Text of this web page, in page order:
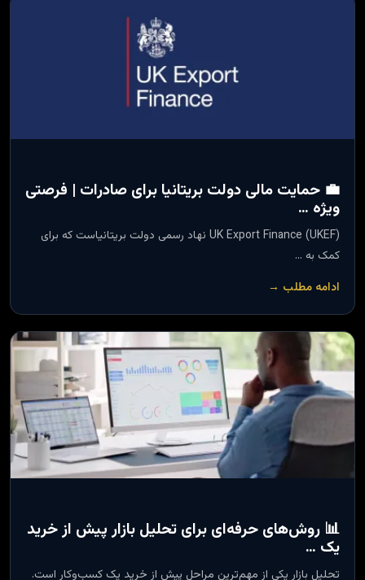
💼 حمایت مالی دولت بریتانیا برای صادرات | فرصتی
ویژه …
UK Export Finance (UKEF) نهاد رسمی دولت بریتانیاست که برای
کمک به …
ادامه مطلب →
📊 روش‌های حرفه‌ای برای تحلیل بازار پیش از خرید
یک …
تحلیل بازار یکی از مهم‌ترین مراحل پیش از خرید یک کسب‌وکار است.